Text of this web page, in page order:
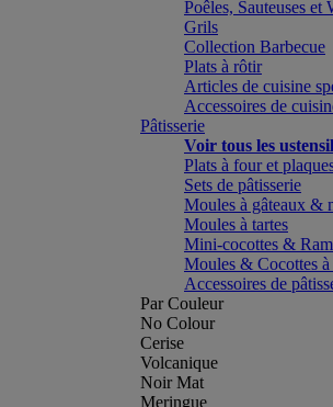
Poêles, Sauteuses et
Grils
Collection Barbecue
Plats à rôtir
Articles de cuisine
Accessoires de
Pâtisserie
Voir tous les
Plats à four et
Sets de pâtisserie
Moules à gâteaux &
Moules à tartes
Mini-cocottes &
Moules & Cocottes à
Accessoires de
Par Couleur
No Colour
Cerise
Volcanique
Noir Mat
Meringue